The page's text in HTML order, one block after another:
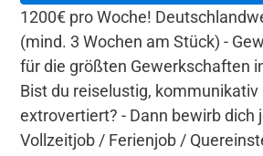
1200€ pro Woche!
(mind. 3 Wochen am Stück) -
für die größten Gewerkschaften
Bist du reiselustig, kommunikativ
extrovertiert? - Dann bewirb dich
Vollzeitjob / Ferienjob /